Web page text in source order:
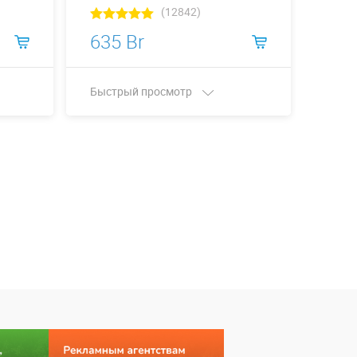
(12842)
635 Br
Быстрый просмотр